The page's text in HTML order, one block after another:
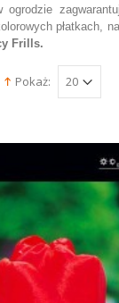
płatkach,
Frills.
Pokaż: